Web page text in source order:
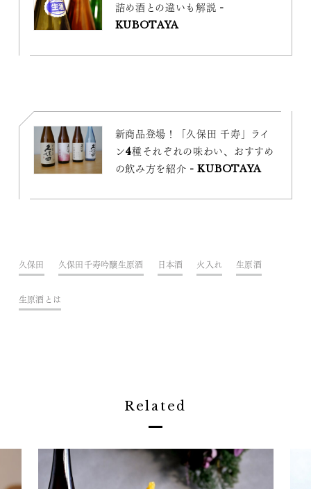
詰め酒との違いも解説 -
KUBOTAYA
新商品登場！「久保田 千寿」ライ
ン4種それぞれの味わい、おすすめ
の飲み方を紹介 - KUBOTAYA
久保田 久保田千寿吟醸生原酒 日本酒 火入れ 生原酒
生原酒とは
Related